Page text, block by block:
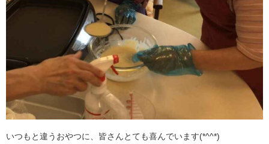
いつもと違うおやつに、皆さんとても喜んでいます(*^^*)